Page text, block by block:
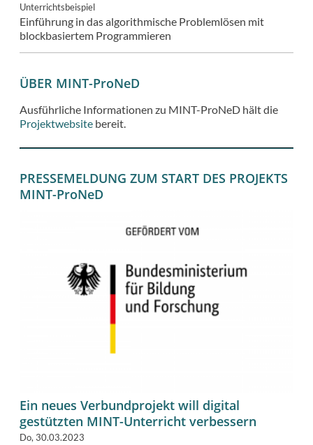
Unterrichtsbeispiel
Einführung in das algorithmische Problemlösen mit
blockbasiertem Programmieren
ÜBER MINT-ProNeD
Ausführliche Informationen zu MINT-ProNeD hält die
Projektwebsite bereit.
PRESSEMELDUNG ZUM START DES PROJEKTS
MINT-ProNeD
Ein neues Verbundprojekt will digital
gestützten MINT-Unterricht verbessern
Do, 30.03.2023